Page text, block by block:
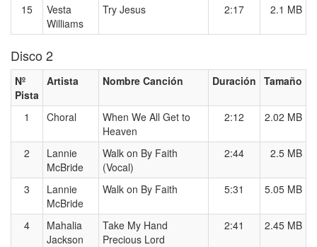
15
Vesta
Williams
Try Jesus 2:17 2.1 MB
Disco 2
Nº
Pista
Artista Nombre Canción Duración Tamaño
1 Choral
When We All Get to
Heaven
2:12 2.02 MB
2
Lannie
McBride
Walk on By Faith
(Vocal)
2:44 2.5 MB
3
Lannie
McBride
Walk on By Faith 5:31 5.05 MB
4
Mahalia
Jackson
Take My Hand
Precious Lord
2:41 2.45 MB